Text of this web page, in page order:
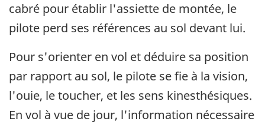
cabré pour établir l'assiette de montée, le
pilote perd ses références au sol devant lui.
Pour s'orienter en vol et déduire sa position
par rapport au sol, le pilote se fie à la vision,
l'ouie, le toucher, et les sens kinesthésiques.
En vol à vue de jour, l'information nécessaire